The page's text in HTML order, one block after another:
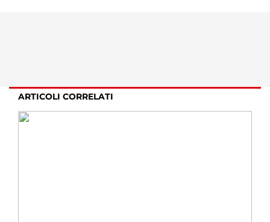
ARTICOLI CORRELATI